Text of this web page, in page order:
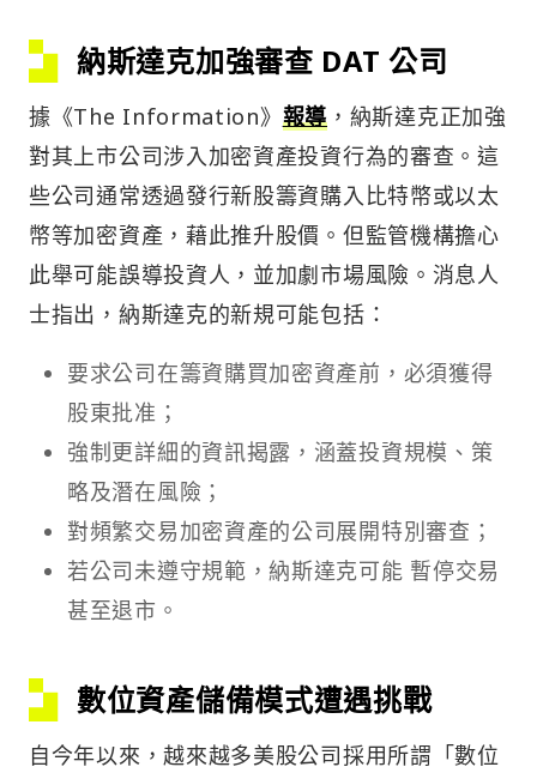
納斯達克加強審查 DAT 公司
據《The Information》 報導 ，納斯達克正加強
對其上市公司涉入加密資產投資行為的審查。這
些公司通常透過發行新股籌資購入比特幣或以太
幣等加密資產，藉此推升股價。但監管機構擔心
此舉可能誤導投資人，並加劇市場風險。消息人
士指出，納斯達克的新規可能包括：
要求公司在籌資購買加密資產前，必須獲得
股東批准；
強制更詳細的資訊揭露，涵蓋投資規模、策
略及潛在風險；
對頻繁交易加密資產的公司展開特別審查；
若公司未遵守規範，納斯達克可能 暫停交易
甚至退市。
數位資產儲備模式遭遇挑戰
自今年以來，越來越多美股公司採用所謂「數位